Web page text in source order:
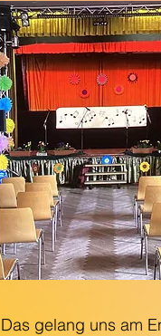
Das gelang uns am